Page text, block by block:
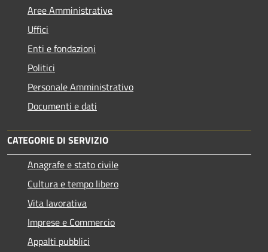
Aree Amministrative
Uffici
Enti e fondazioni
Politici
Personale Amministrativo
Documenti e dati
CATEGORIE DI SERVIZIO
Anagrafe e stato civile
Cultura e tempo libero
Vita lavorativa
Imprese e Commercio
Appalti pubblici